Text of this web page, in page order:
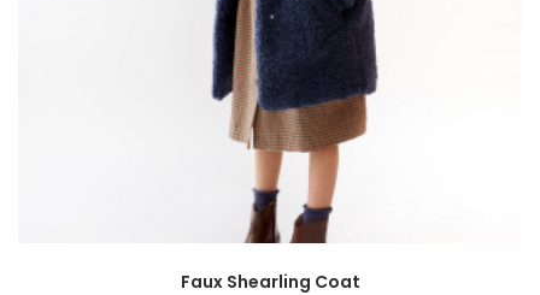
Faux Shearling Coat